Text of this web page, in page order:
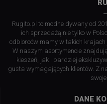
Rugito.pl to modne dywany od
ich sprzedażą nie tylko w
odbiorców mamy w takich krajach
W naszym asortymencie
kieszeń, jak i bardziej
gusta wymagających klientów. Z
DANE